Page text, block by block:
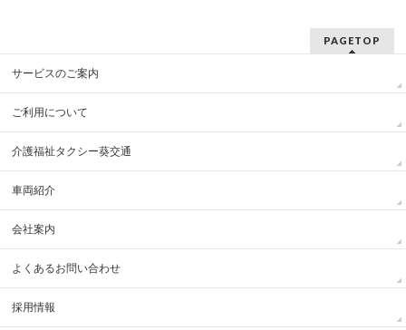
PAGETOP
サービスのご案内
ご利用について
介護福祉タクシー葵交通
車両紹介
会社案内
よくあるお問い合わせ
採用情報